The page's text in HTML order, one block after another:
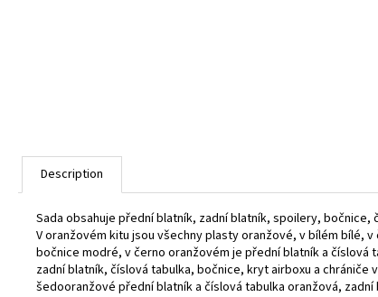
Description
Sada obsahuje přední blatník, zadní blatník, spoilery, bočnice,
V oranžovém kitu jsou všechny plasty oranžové, v bílém bílé,
bočnice modré, v černo oranžovém je přední blatník a
zadní blatník, číslová tabulka, bočnice, kryt airboxu a
šedooranžové přední blatník a číslová tabulka oranžová,